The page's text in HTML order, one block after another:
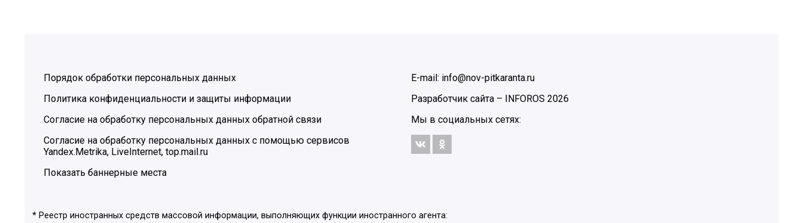
Порядок обработки персональных данных
Политика конфиденциальности и защиты информации
Согласие на обработку персональных данных обратной связи
Согласие на обработку персональных данных с помощью сервисов
Yandex.Metrika, LiveInternet, top.mail.ru
Показать баннерные места
E-mail: info@nov-pitkaranta.ru
Разработчик сайта – INFOROS 2026
Мы в социальных сетях:
* Реестр иностранных средств массовой информации, выполняющих функции иностранного агента: